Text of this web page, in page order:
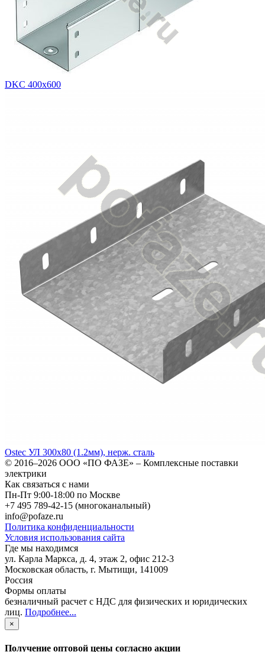
DKC 400х600
Ostec УЛ 300х80 (1.2мм), нерж. сталь
© 2016–2026 ООО «ПО ФАЗЕ» – Комплексные поставки
электрики
Как связаться с нами
Пн-Пт 9:00-18:00 по Москве
+7 495 789-42-15 (многоканальный)
info@pofaze.ru
Политика конфиденциальности
Условия использования сайта
Где мы находимся
ул. Карла Маркса, д. 4, этаж 2, офис 212-3
Московская область, г. Мытищи, 141009
Россия
Формы оплаты
безналичный расчет с НДС для физических и юридических
лиц. Подробнее...
×
Получение оптовой цены согласно акции